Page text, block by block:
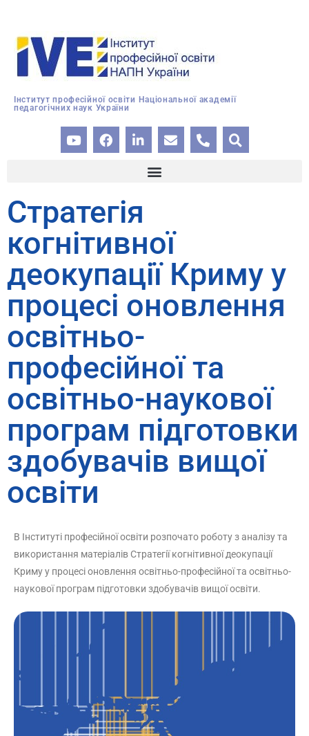
Інститут професійної освіти Національної академії
педагогічних наук України
Стратегія
когнітивної
деокупації Криму у
процесі оновлення
освітньо-
професійної та
освітньо-наукової
програм підготовки
здобувачів вищої
освіти
В Інституті професійної освіти розпочато роботу з аналізу та
використання матеріалів Стратегії когнітивної деокупації
Криму у процесі оновлення освітньо-професійної та освітньо-
наукової програм підготовки здобувачів вищої освіти.